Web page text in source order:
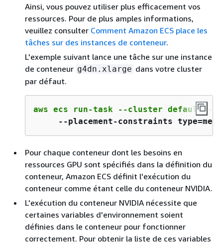
Ainsi, vous pouvez utiliser plus efficacement vos
ressources. Pour de plus amples informations,
veuillez consulter Comment Amazon ECS place les
tâches sur des instances de conteneur.
L'exemple suivant lance une tâche sur une instance
de conteneur g4dn.xlarge dans votre cluster
par défaut.
aws ecs run-task --cluster default --
--placement-constraints
Pour chaque conteneur dont les besoins en
ressources GPU sont spécifiés dans la définition du
conteneur, Amazon ECS définit l'exécution du
conteneur comme étant celle du conteneur NVIDIA.
L'exécution du conteneur NVIDIA nécessite que
certaines variables d'environnement soient
définies dans le conteneur pour fonctionner
correctement. Pour obtenir la liste de ces variables